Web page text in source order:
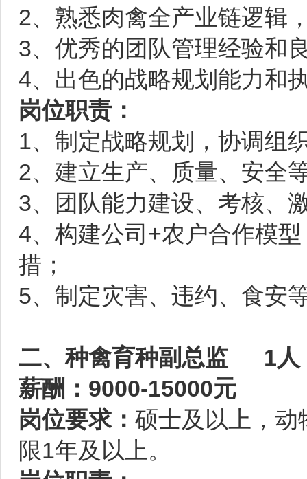
2、熟悉肉禽全产业链逻辑
3、优秀的团队管理经验和
4、出色的战略规划能力和
岗位职责：
1、制定战略规划，协调组
2、建立生产、质量、安全
3、团队能力建设、考核、
4、构建公司+农户合作模
措；
5、制定灾害、违约、食安
二、种禽育种副总监 1人
薪酬：9000-15000元
岗位要求： 硕士及以上，动
限1年及以上。